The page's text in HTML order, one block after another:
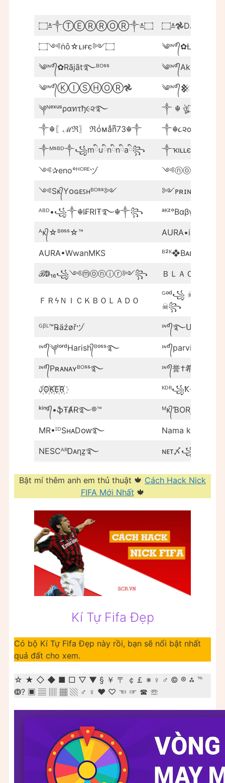
۝≛༒ⓉⒺⓇⓇⓄⓇ༒≛۝
۝༺ṅȏ☆ʟıғє༻۝
༄ᶦᶰᵈ᭄✿Rãjãt࿐ᴮᴼˢˢ ༄ᶦᶰᵈ᭄Akα࿐
༄ᶦᶰᵈ᭄ⓀⒾⓈⒽⓄⓇ𖣘
༆ᴺᵉˣᵘˢραทτђ૯૨࿐
༒☬〖ℳℜ〗 ℜoͥᴍaͣnͫ73☬༒
༒ᴹˢᴮᴰ༒꧁mིuིnིnིaི꧂
༺✰eno°ᴴᴼᴿᴱヅ
༺Sᴋ᭄Yᴏɢᴇꜱʜᴮᴼˢˢ༻ ༻ᴘʀɪɴcᴇ
ᴬᴮᴰ•꧁༒☬I₣RIŦ࿐☬༒꧂ ᵃᴷᶻ°ΒαβγBæツ
ᴬᴋ᭄☆ᴮᵒˢˢ☆™ AURA•iMbaJR
AURA•WwanMKS ᴮ²ᴷ❖Bᴀᴅ★Bᴏʏ
ℬↁ₁₆꧁༺ⓜⓞⓝⓘⓡ༻꧂ ＢＬＡＣＫＳＦ
ＦＲㅤϟＮＩＣＫＢＯＬＡＤＯ
ᴳᵒᵈ꧁ ☠︎乂
☠︎꧂
ᴳᵝᴸ™℞ӓźøřヅ
ᶦᶰᵈ᭄༆ˡᵒʳᵈHarish᭄ᴮᵒˢˢ࿐
ᶦᶰᵈ᭄Pʀᴀɴᴀʏᴮᴼˢˢ࿐ ᶦᶰᵒ᭄誉†希望†
J꙰O꙰K꙰E꙰R꙰ ‌ᴷᴰᴿ꧁Ҟモれ乙
ᵏⁱⁿᵍ᭄•ֆŦȺɌ࿐®™
MR•ᴵᴰSʜᴀDᴏᴡ࿐ Nama kecil
NESCᴬᴿᎠᴀηẕ࿐
Bật mí thêm anh em thủ thuật 🍁 Cách Hack Nick
FIFA Mới Nhất 🍁
Kí Tự Fifa Đẹp
Có bộ Kí Tự Fifa Đẹp này rồi, bạn sẽ nổi bật nhất
quả đất cho xem.
☆ ★ ◇ ◆ ■ □ ▽ ▼ § ￥ 〒 ￠￡ ※ ♀ ♂ © ® ⁂ ℡
ↂ? ▣ ▤ ▥ ▦ ▧ ♂ ♀ ♥ ♡ ☜ ☞ ☎ ☏